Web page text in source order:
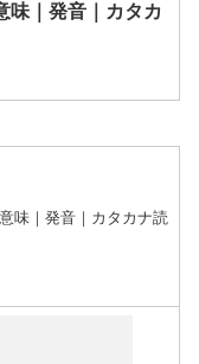
味｜発音｜カタカ
味｜発音｜カタカナ読